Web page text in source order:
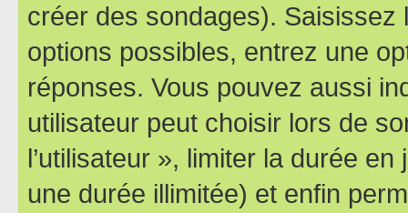
créer des sondages).
options possibles, entrez une
réponses. Vous pouvez aussi
utilisateur peut choisir lors de
l’utilisateur », limiter la durée
une durée illimitée) et enfin